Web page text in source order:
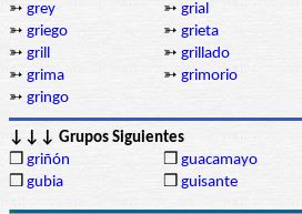
➳ grey ➳ grial
➳ griego ➳ grieta
➳ grill ➳ grillado
➳ grima ➳ grimorio
➳ gringo
↓↓↓ Grupos Siguientes
❒ griñón ❒ guacamayo
❒ gubia ❒ guisante